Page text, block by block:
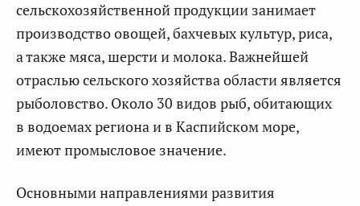
сельскохозяйственной продукции занимает
производство овощей, бахчевых культур, риса,
а также мяса, шерсти и молока. Важнейшей
отраслью сельского хозяйства области является
рыболовство. Около 30 видов рыб, обитающих
в водоемах региона и в Каспийском море,
имеют промысловое значение.
Основными направлениями развития